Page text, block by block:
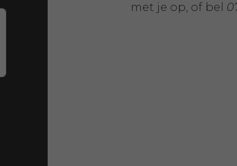
met je op, of bel